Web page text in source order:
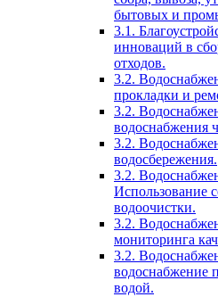
бытовых и
3.1.
инноваций в
отходов.
3.2.
прокладки и
3.2.
водоснабжения
3.2.
водосбережения.
3.2.
Использование
водоочистки.
3.2.
мониторинга
3.2.
водоснабжение
водой.